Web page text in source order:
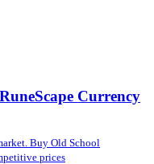
Currency
Buy Old School
prices